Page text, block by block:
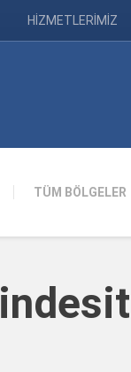
HİZMETLERİMİZ
TÜM BÖLGELER